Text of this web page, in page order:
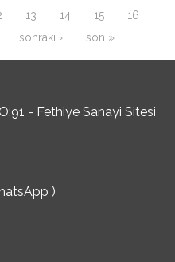
13 14 15
16
sonraki › son »
- Fethiye Sanayi Sitesi
)